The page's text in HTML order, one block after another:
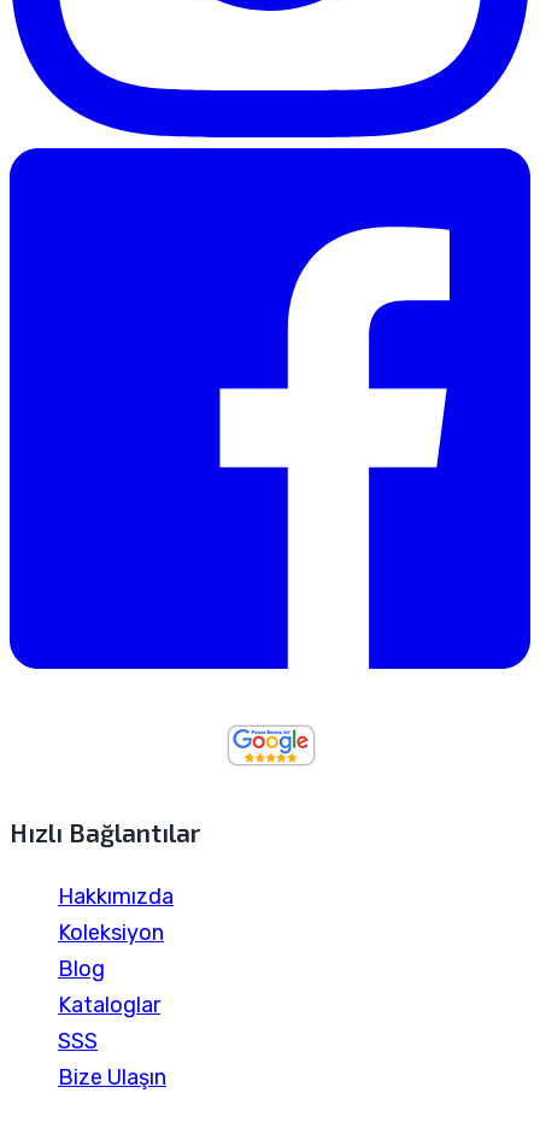
Hızlı Bağlantılar
Hakkımızda
Koleksiyon
Blog
Kataloglar
SSS
Bize Ulaşın